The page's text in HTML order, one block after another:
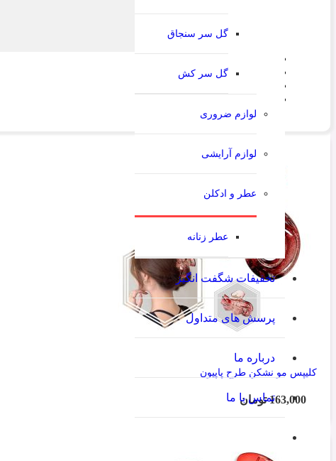
گل سر سنجاق
گل سر کش
لوازم ضروری
لوازم آرایشی
عطر و ادکلن
عطر زنانه
تخفیفات شگفت انگیز
پرسش های متداول
درباره ما
تماس با ما
کلیپس متوسط
کلیپس مو نشکن طرح پاپیون
163,000 تومان